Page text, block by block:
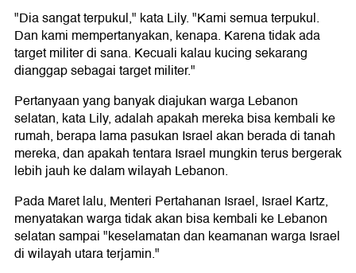
"Dia sangat terpukul," kata Lily. "Kami semua terpukul.
Dan kami mempertanyakan, kenapa. Karena tidak ada
target militer di sana. Kecuali kalau kucing sekarang
dianggap sebagai target militer."
Pertanyaan yang banyak diajukan warga Lebanon
selatan, kata Lily, adalah apakah mereka bisa kembali ke
rumah, berapa lama pasukan Israel akan berada di tanah
mereka, dan apakah tentara Israel mungkin terus bergerak
lebih jauh ke dalam wilayah Lebanon.
Pada Maret lalu, Menteri Pertahanan Israel, Israel Kartz,
menyatakan warga tidak akan bisa kembali ke Lebanon
selatan sampai "keselamatan dan keamanan warga Israel
di wilayah utara terjamin."